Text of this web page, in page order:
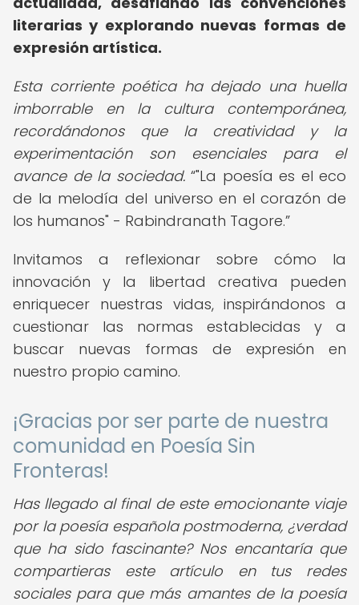
literarias y explorando nuevas formas de
expresión artística.
Esta corriente poética ha dejado una huella
imborrable en la cultura contemporánea,
recordándonos que la creatividad y la
experimentación son esenciales para el
avance de la sociedad. "La poesía es el eco
de la melodía del universo en el corazón de
los humanos" - Rabindranath Tagore.
Invitamos a reflexionar sobre cómo la
innovación y la libertad creativa pueden
enriquecer nuestras vidas, inspirándonos a
cuestionar las normas establecidas y a
buscar nuevas formas de expresión en
nuestro propio camino.
¡Gracias por ser parte de nuestra
comunidad en Poesía Sin
Fronteras!
Has llegado al final de este emocionante viaje
por la poesía española postmoderna, ¿verdad
que ha sido fascinante? Nos encantaría que
compartieras este artículo en tus redes
sociales para que más amantes de la poesía